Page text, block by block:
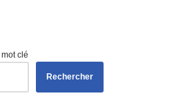
clé
Rechercher